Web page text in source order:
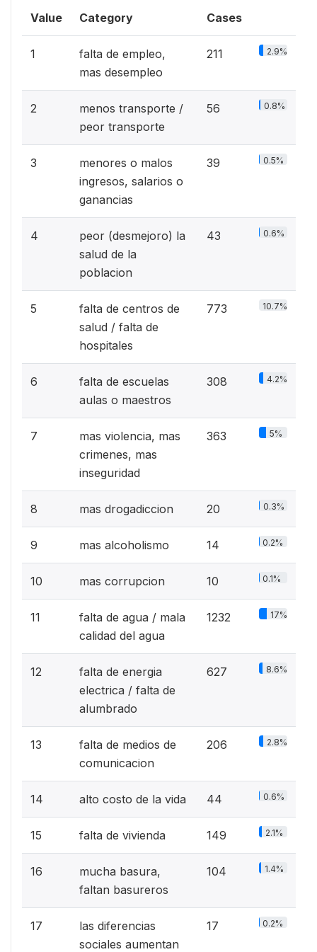
Value Category Cases
1
falta de empleo,
mas desempleo
211 2.9%
2
menos transporte /
peor transporte
56 0.8%
3
menores o malos
ingresos, salarios o
ganancias
39 0.5%
4
peor (desmejoro) la
salud de la
poblacion
43 0.6%
5
falta de centros de
salud / falta de
hospitales
773 10.7%
6
falta de escuelas
aulas o maestros
308 4.2%
7
mas violencia, mas
crimenes, mas
inseguridad
363 5%
8 mas drogadiccion 20 0.3%
9 mas alcoholismo 14 0.2%
10 mas corrupcion 10 0.1%
11
falta de agua / mala
calidad del agua
1232 17%
12
falta de energia
electrica / falta de
alumbrado
627 8.6%
13
falta de medios de
comunicacion
206 2.8%
14 alto costo de la vida 44 0.6%
15 falta de vivienda 149 2.1%
16
mucha basura,
faltan basureros
104 1.4%
17
las diferencias
sociales aumentan
17 0.2%